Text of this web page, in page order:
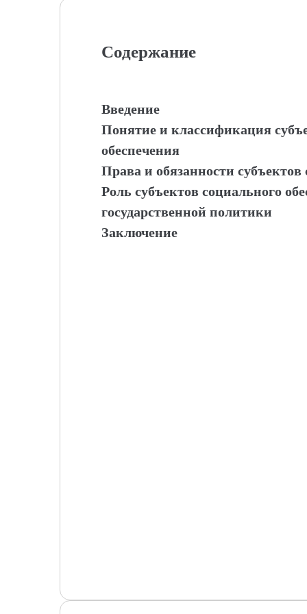
Содержание
Введение
Понятие и классификация
обеспечения
Права и обязанности субъектов
Роль субъектов социального
государственной политики
Заключение